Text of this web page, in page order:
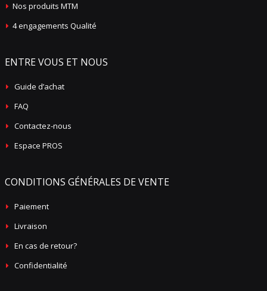
Nos produits MTM
4 engagements Qualité
ENTRE VOUS ET NOUS
Guide d’achat
FAQ
Contactez-nous
Espace PROS
CONDITIONS GÉNÉRALES DE VENTE
Paiement
Livraison
En cas de retour?
Confidentialité